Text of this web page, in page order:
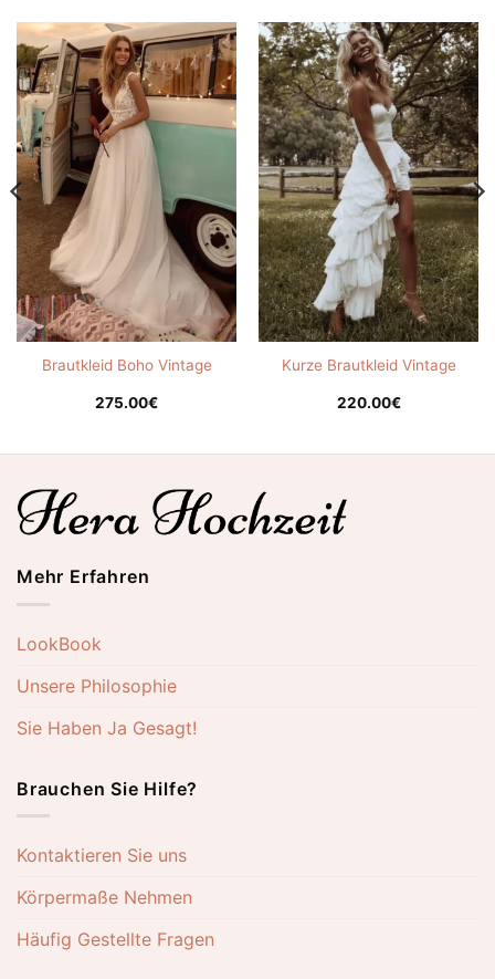
Brautkleid Boho Vintage
275.00€
Kurze Brautkleid Vintage
220.00€
Mehr Erfahren
LookBook
Unsere Philosophie
Sie Haben Ja Gesagt!
Brauchen Sie Hilfe?
Kontaktieren Sie uns
Körpermaße Nehmen
Häufig Gestellte Fragen